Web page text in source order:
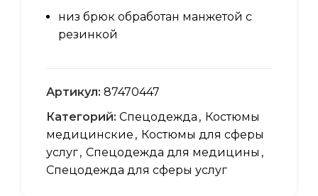
низ брюк обработан манжетой с
резинкой
Артикул: 87470447
Категорий: Спецодежда , Костюмы
медицинские , Костюмы для сферы
услуг, Спецодежда для медицины ,
Спецодежда для сферы услуг